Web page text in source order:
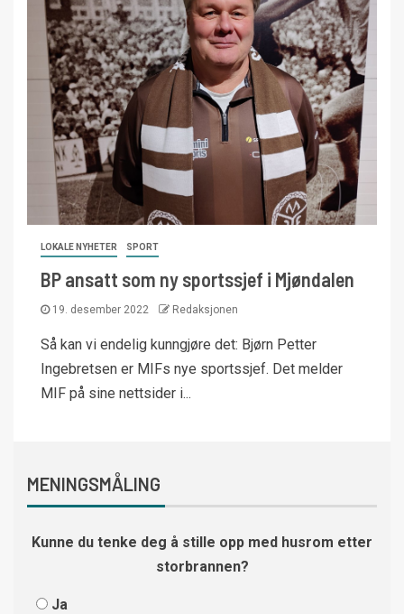
LOKALE NYHETER SPORT
BP ansatt som ny sportssjef i Mjøndalen
19. desember 2022 Redaksjonen
Så kan vi endelig kunngjøre det: Bjørn Petter
Ingebretsen er MIFs nye sportssjef. Det melder
MIF på sine nettsider i...
MENINGSMÅLING
Kunne du tenke deg å stille opp med husrom etter
storbrannen?
Ja